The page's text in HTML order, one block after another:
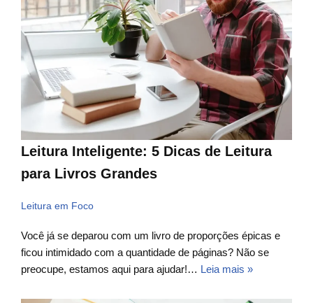
Leitura Inteligente: 5 Dicas de Leitura
para Livros Grandes
Leitura em Foco
Você já se deparou com um livro de proporções épicas e
ficou intimidado com a quantidade de páginas? Não se
preocupe, estamos aqui para ajudar!… Leia mais »